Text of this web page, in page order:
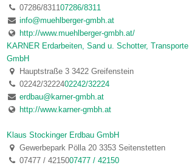
07286/831107286/8311
info@muehlberger-gmbh.at
http://www.muehlberger-gmbh.at/
KARNER Erdarbeiten, Sand u. Schotter, Transporte
GmbH
Hauptstraße 3 3422 Greifenstein
02242/3222402242/32224
erdbau@karner-gmbh.at
http://www.karner-gmbh.at
Klaus Stockinger Erdbau GmbH
Gewerbepark Pölla 20 3353 Seitenstetten
07477 / 4215007477 / 42150